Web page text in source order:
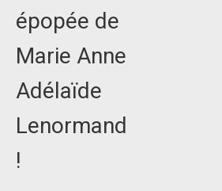
épopée de
Marie Anne
Adélaïde
Lenormand
!